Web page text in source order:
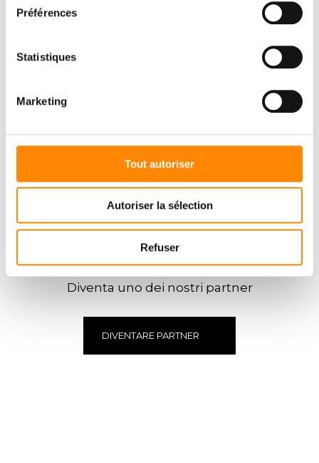
Préférences
Statistiques
Marketing
Tout autoriser
Autoriser la sélection
Refuser
PROFESSIONISTI DI
Diventa uno dei nostri partner
DIVENTARE PARTNER